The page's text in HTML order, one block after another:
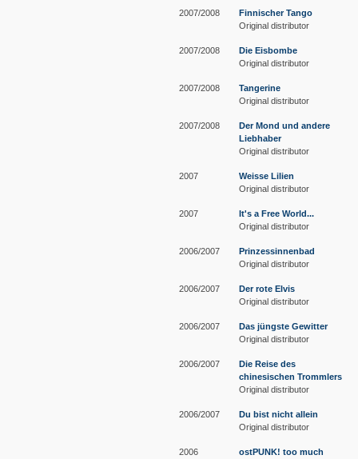
2007/2008
Finnischer Tango
Original distributor
2007/2008
Die Eisbombe
Original distributor
2007/2008
Tangerine
Original distributor
2007/2008
Der Mond und andere
Liebhaber
Original distributor
2007
Weisse Lilien
Original distributor
2007
It's a Free World...
Original distributor
2006/2007
Prinzessinnenbad
Original distributor
2006/2007
Der rote Elvis
Original distributor
2006/2007
Das jüngste Gewitter
Original distributor
2006/2007
Die Reise des
chinesischen Trommlers
Original distributor
2006/2007
Du bist nicht allein
Original distributor
2006
ostPUNK! too much